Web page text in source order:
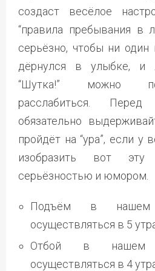
создаст весёлое
“правила пребывания в
серьёзно, чтобы ни
дёрнулся в улыбке, и
“Шутка!” можно
расслабиться.
обязательно
пройдёт на “ура”, если у
изобразить вот
серьёзностью и юмором.
Подъём в нашем
осуществляться в 5
Отбой в нашем
осуществляться в 4